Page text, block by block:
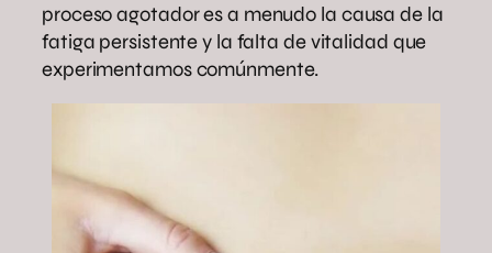
proceso agotador es a menudo la causa de la
fatiga persistente y la falta de vitalidad que
experimentamos comúnmente.